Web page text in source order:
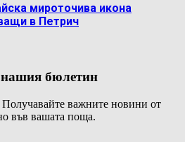
мироточива икона
в Петрич
нашия бюлетин
важните новини от
във вашата поща.